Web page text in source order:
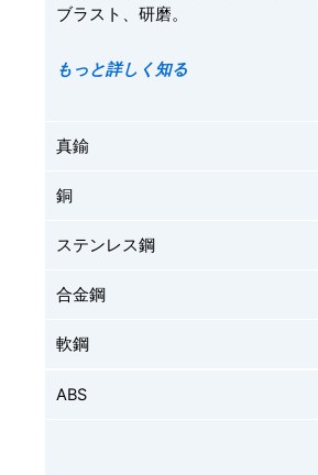
ブラスト、研磨。
もっと詳しく知る
真鍮
銅
ステンレス鋼
合金鋼
軟鋼
ABS